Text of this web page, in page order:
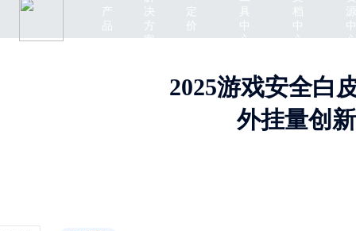
产
品
决
方
案
定
价
中
心
档
中
心
中
心
2025游戏安全白
外挂量创